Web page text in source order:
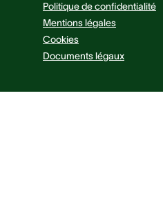
Politique de confidentialité
Mentions légales
Cookies
Documents légaux